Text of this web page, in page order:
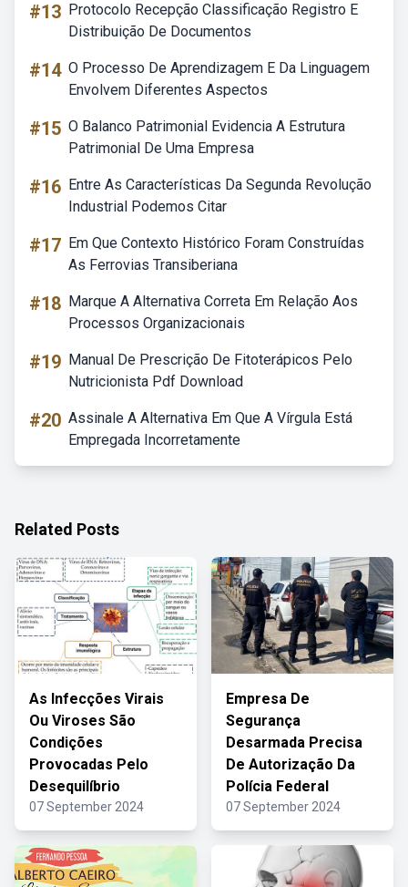
#13 Protocolo Recepção Classificação Registro E
Distribuição De Documentos
#14 O Processo De Aprendizagem E Da Linguagem
Envolvem Diferentes Aspectos
#15 O Balanco Patrimonial Evidencia A Estrutura
Patrimonial De Uma Empresa
#16 Entre As Características Da Segunda Revolução
Industrial Podemos Citar
#17 Em Que Contexto Histórico Foram Construídas
As Ferrovias Transiberiana
#18 Marque A Alternativa Correta Em Relação Aos
Processos Organizacionais
#19 Manual De Prescrição De Fitoterápicos Pelo
Nutricionista Pdf Download
#20 Assinale A Alternativa Em Que A Vírgula Está
Empregada Incorretamente
Related Posts
As Infecções Virais
Ou Viroses São
Condições
Provocadas Pelo
Desequilíbrio
07 September 2024
Empresa De
Segurança
Desarmada Precisa
De Autorização Da
Polícia Federal
07 September 2024